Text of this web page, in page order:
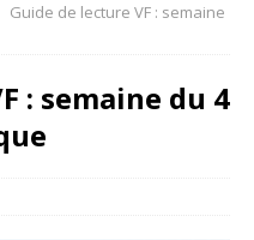
Guide de lecture VF : semaine
: semaine du 4